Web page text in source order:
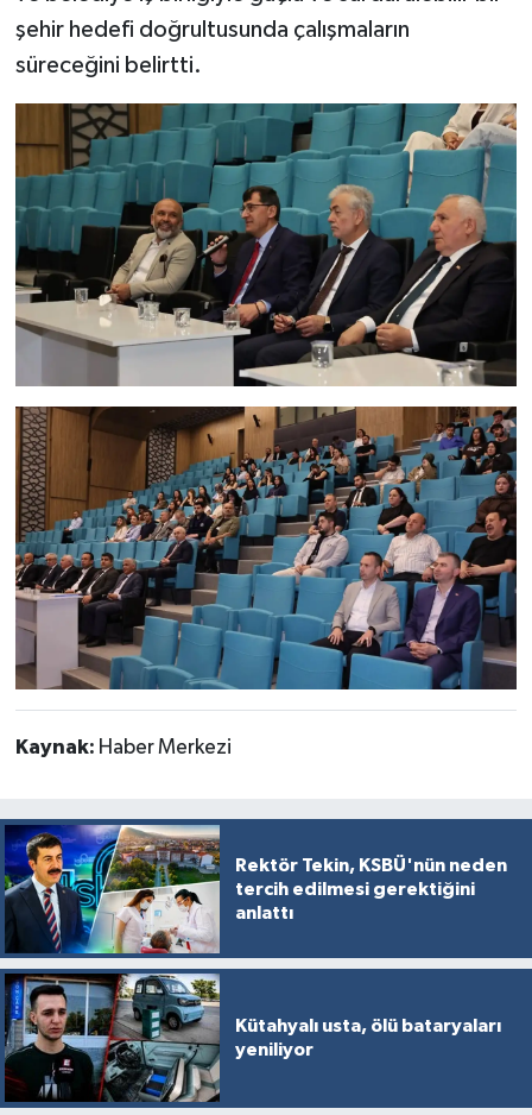
şehir hedefi doğrultusunda çalışmaların
süreceğini belirtti.
Kaynak: Haber Merkezi
Rektör Tekin, KSBÜ'nün neden
tercih edilmesi gerektiğini
anlattı
Kütahyalı usta, ölü bataryaları
yeniliyor